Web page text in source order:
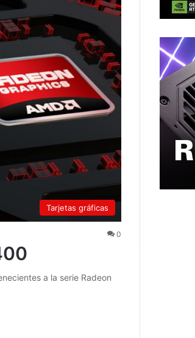
Tarjetas gráficas
0
a la serie Radeon